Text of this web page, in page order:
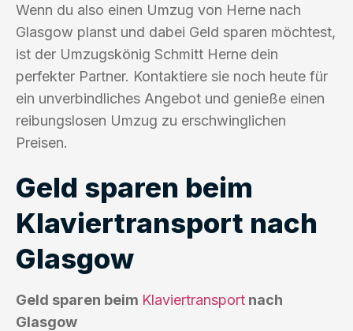
Wenn du also einen Umzug von Herne nach
Glasgow planst und dabei Geld sparen möchtest,
ist der Umzugskönig Schmitt Herne dein
perfekter Partner. Kontaktiere sie noch heute für
ein unverbindliches Angebot und genieße einen
reibungslosen Umzug zu erschwinglichen
Preisen.
Geld sparen beim
Klaviertransport nach
Glasgow
Geld sparen beim Klaviertransport nach
Glasgow